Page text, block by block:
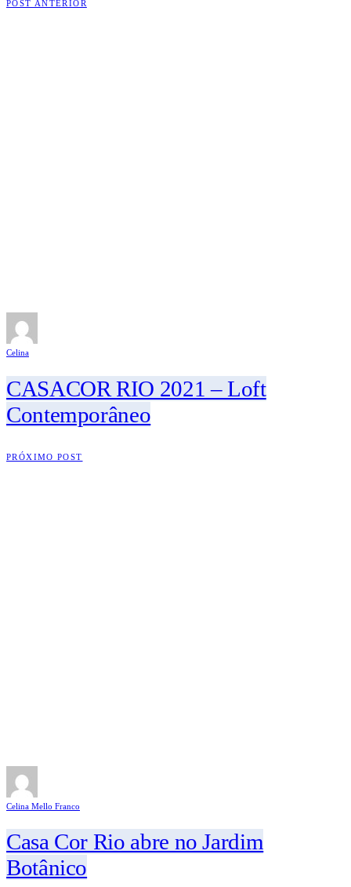
POST ANTERIOR
Celina
CASACOR RIO 2021 – Loft
Contemporâneo
PRÓXIMO POST
Celina Mello Franco
Casa Cor Rio abre no Jardim
Botânico